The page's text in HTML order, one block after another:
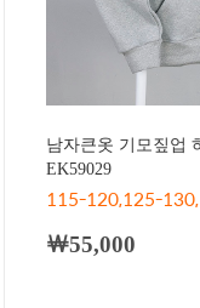
남자큰옷 기모짚업
EK59029
115-120,125-
￦55,000